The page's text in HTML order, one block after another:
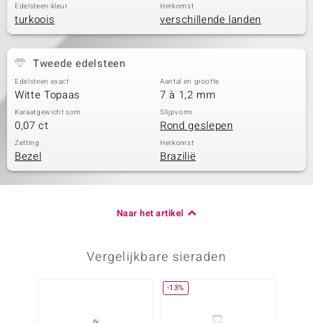
Edelsteen kleur
turkoois
Herkomst
verschillende landen
Tweede edelsteen
Edelsteen exact
Witte Topaas
Aantal en grootte
7 à 1,2 mm
Karaatgewicht som
0,07 ct
Slijpvorm
Rond geslepen
Zetting
Bezel
Herkomst
Brazilië
Naar het artikel
Vergelijkbare sieraden
-13%